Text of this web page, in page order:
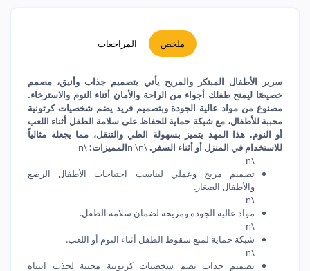
ملخص المراجعات
سرير الأطفال المبتكر والمريح يأتي بتصميم جذاب وأنيق، مصمم
خصيصًا ليمنح طفلك أجواء من الراحة والأمان أثناء النوم والاسترخاء.
مصنوع من مواد عالية الجودة وبتصميم فريد يضم شخصيات كرتونية
محببة للأطفال، مع شبكة حماية للحفاظ على سلامة الطفل أثناء اللعب
أو النوم. هذا المهد يتميز بسهولة الطي والتنقل، مما يجعله مثالياً
للاستخدام في المنزل أو أثناء السفر.\n \n المميزات:\n
\n
تصميم مريح وعملي ليناسب احتياجات الأطفال الرضع
والأطفال الصغار.
\n
مواد عالية الجودة ومريحة لضمان سلامة الطفل.
\n
شبكة حماية لمنع سقوط الطفل أثناء النوم أو اللعب.
\n
تصميم جذاب يضم شخصيات كرتونية محببة لجذب انتباه